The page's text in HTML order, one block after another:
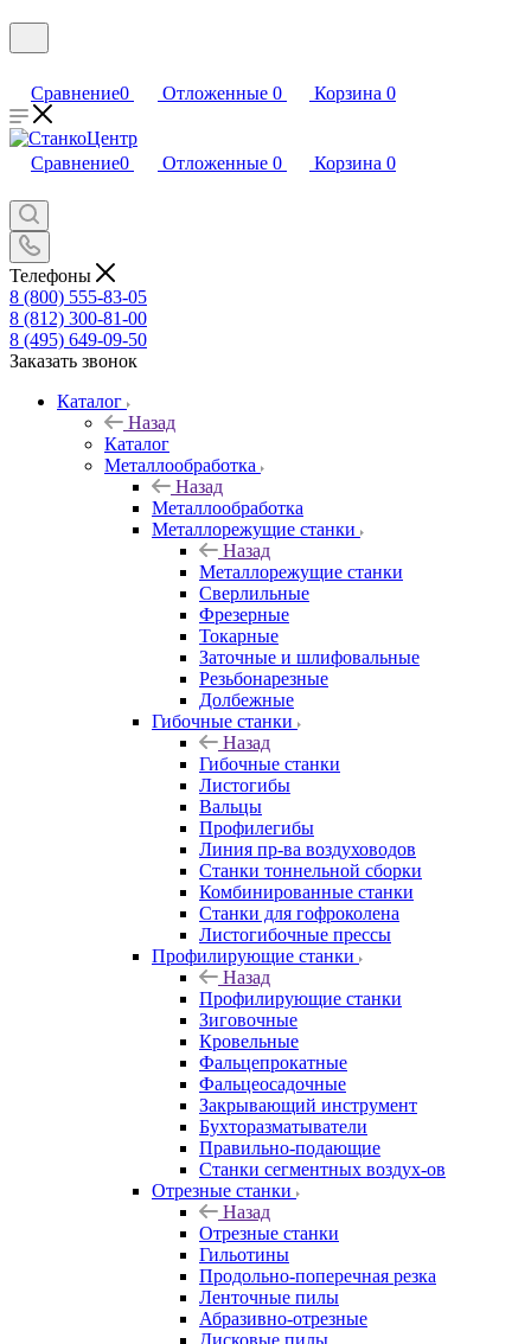
Сравнение0 Отложенные 0 Корзина 0
Сравнение0 Отложенные 0 Корзина 0
Телефоны
8 (800) 555-83-05
8 (812) 300-81-00
8 (495) 649-09-50
Заказать звонок
Каталог
Назад
Каталог
Металлообработка
Назад
Металлообработка
Металлорежущие станки
Назад
Металлорежущие станки
Сверлильные
Фрезерные
Токарные
Заточные и шлифовальные
Резьбонарезные
Долбежные
Гибочные станки
Назад
Гибочные станки
Листогибы
Вальцы
Профилегибы
Линия пр-ва воздуховодов
Станки тоннельной сборки
Комбинированные станки
Станки для гофроколена
Листогибочные прессы
Профилирующие станки
Назад
Профилирующие станки
Зиговочные
Кровельные
Фальцепрокатные
Фальцеосадочные
Закрывающий инструмент
Бухторазматыватели
Правильно-подающие
Станки сегментных воздух-ов
Отрезные станки
Назад
Отрезные станки
Гильотины
Продольно-поперечная резка
Ленточные пилы
Абразивно-отрезные
Дисковые пилы